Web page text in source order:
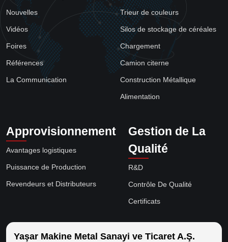
Nouvelles
Vidéos
Foires
Références
La Communication
Trieur de couleurs
Silos de stockage de céréales
Chargement
Camion citerne
Construction Métallique
Alimentation
Approvisionnement
Avantages logistiques
Puissance de Production
Revendeurs et Distributeurs
Gestion de La
Qualité
R&D
Contrôle De Qualité
Certificats
Yaşar Makine Metal Sanayi ve Ticaret A.Ş.